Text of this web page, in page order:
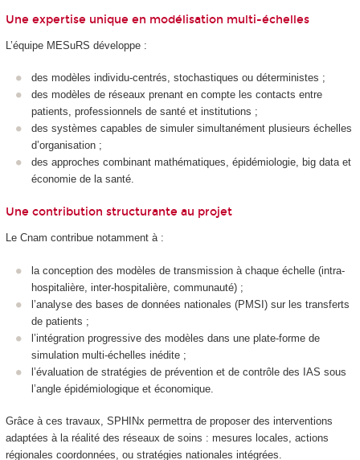
Une expertise unique en modélisation multi-échelles
L’équipe MESuRS développe :
des modèles individu-centrés, stochastiques ou déterministes ;
des modèles de réseaux prenant en compte les contacts entre
patients, professionnels de santé et institutions ;
des systèmes capables de simuler simultanément plusieurs échelles
d’organisation ;
des approches combinant mathématiques, épidémiologie, big data et
économie de la santé.
Une contribution structurante au projet
Le Cnam contribue notamment à :
la conception des modèles de transmission à chaque échelle (intra-
hospitalière, inter-hospitalière, communauté) ;
l’analyse des bases de données nationales (PMSI) sur les transferts
de patients ;
l’intégration progressive des modèles dans une plate-forme de
simulation multi-échelles inédite ;
l’évaluation de stratégies de prévention et de contrôle des IAS sous
l’angle épidémiologique et économique.
Grâce à ces travaux, SPHINx permettra de proposer des interventions
adaptées à la réalité des réseaux de soins : mesures locales, actions
régionales coordonnées, ou stratégies nationales intégrées.